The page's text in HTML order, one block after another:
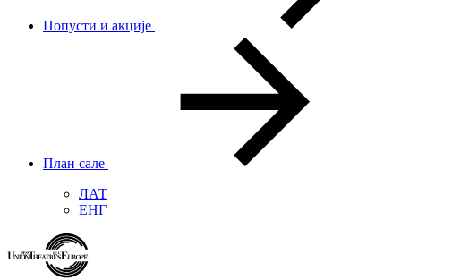
Попусти и акције
План сале
ЛАТ
ЕНГ